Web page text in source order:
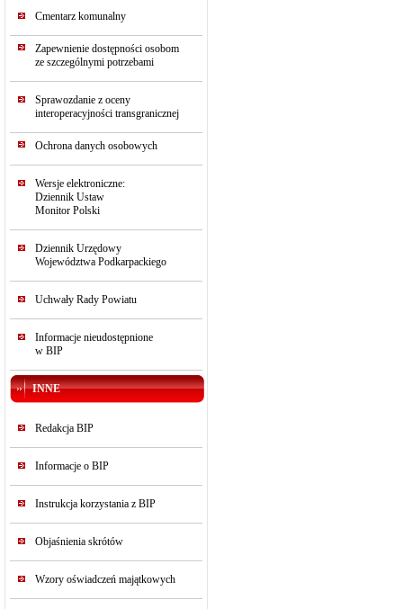
Cmentarz komunalny
Zapewnienie dostępności osobom
ze szczególnymi potrzebami
Sprawozdanie z oceny
interoperacyjności transgranicznej
Ochrona danych osobowych
Wersje elektroniczne:
Dziennik Ustaw
Monitor Polski
Dziennik Urzędowy
Województwa Podkarpackiego
Uchwały Rady Powiatu
Informacje nieudostępnione
w BIP
INNE
Redakcja BIP
Informacje o BIP
Instrukcja korzystania z BIP
Objaśnienia skrótów
Wzory oświadczeń majątkowych